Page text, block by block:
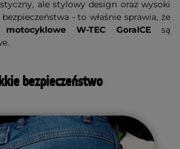
ale stylowy design oraz wysoki
- to właśnie sprawia, że
W-TEC GoralCEsą
bezpieczeństwo